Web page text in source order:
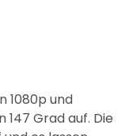
1080p und
Grad auf. Die